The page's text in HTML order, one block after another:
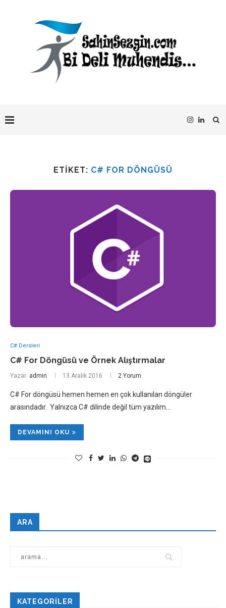
ETIKET: C# FOR DÖNGÜSÜ
C# Dersleri
C# For Döngüsü ve Örnek Alıştırmalar
Yazar: admin 13 Aralık 2016 2 Yorum
C# For döngüsü hemen hemen en çok kullanılan döngüler
arasındadır. Yalnızca C# dilinde değil tüm yazılım…
DEVAMINI OKU
ARA
KATEGORILER